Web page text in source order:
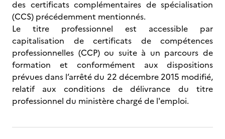
des certificats complémentaires de spécialisation
(CCS) précédemment mentionnés.
Le titre professionnel est accessible par
capitalisation de certificats de compétences
professionnelles (CCP) ou suite à un parcours de
formation et conformément aux dispositions
prévues dans l’arrêté du 22 décembre 2015 modifié,
relatif aux conditions de délivrance du titre
professionnel du ministère chargé de l'emploi.